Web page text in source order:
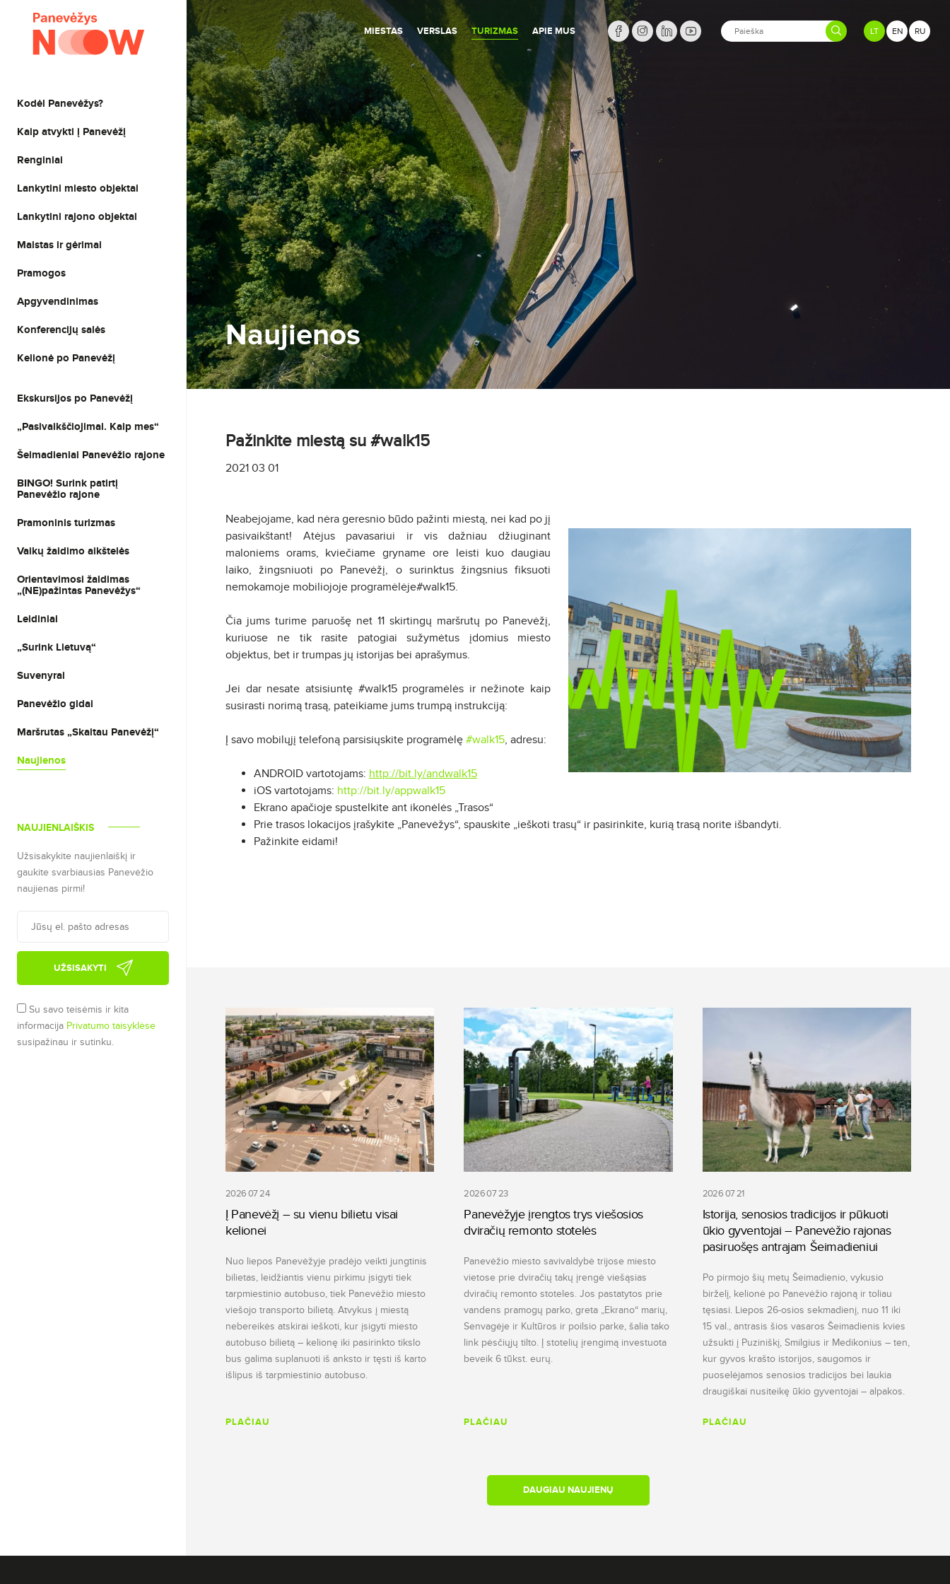
MIESTAS VERSLAS TURIZMAS APIE MUS LT EN RU
Kodėl Panevėžys?
Kaip atvykti į Panevėžį
Renginiai
Lankytini miesto objektai
Lankytini rajono objektai
Maistas ir gėrimai
Pramogos
Apgyvendinimas
Konferencijų salės
Kelionė po Panevėžį
Ekskursijos po Panevėžį
„Pasivaikščiojimai. Kaip mes“
Šeimadieniai Panevėžio rajone
BINGO! Surink patirtį
Panevėžio rajone
Pramoninis turizmas
Vaikų žaidimo aikštelės
Orientavimosi žaidimas
„(NE)pažintas Panevėžys“
Leidiniai
„Surink Lietuvą“
Suvenyrai
Panevėžio gidai
Maršrutas „Skaitau Panevėžį“
Naujienos
NAUJIENLAIŠKIS
Užsisakykite naujienlaiškį ir
gaukite svarbiausias Panevėžio
naujienas pirmi!
UŽSISAKYTI
Su savo teisėmis ir kita
informacija Privatumo taisyklėse
susipažinau ir sutinku.
Naujienos
Pažinkite miestą su #walk15
2021 03 01
Neabejojame, kad nėra geresnio būdo pažinti miestą, nei kad po jį
pasivaikštant! Atėjus pavasariui ir vis dažniau džiuginant
maloniems orams, kviečiame gryname ore leisti kuo daugiau
laiko, žingsniuoti po Panevėžį, o surinktus žingsnius fiksuoti
nemokamoje mobiliojoje programėlėje#walk15.
Čia jums turime paruošę net 11 skirtingų maršrutų po Panevėžį,
kuriuose ne tik rasite patogiai sužymėtus įdomius miesto
objektus, bet ir trumpas jų istorijas bei aprašymus.
Jei dar nesate atsisiuntę #walk15 programėlės ir nežinote kaip
susirasti norimą trasą, pateikiame jums trumpą instrukciją:
Į savo mobilųjį telefoną parsisiųskite programėlę #walk15, adresu:
ANDROID vartotojams: http://bit.ly/andwalk15
iOS vartotojams: http://bit.ly/appwalk15
Ekrano apačioje spustelkite ant ikonėlės „Trasos“
Prie trasos lokacijos įrašykite „Panevėžys“, spauskite „ieškoti trasų“ ir pasirinkite, kurią trasą norite išbandyti.
Pažinkite eidami!
2026 07 24
Į Panevėžį – su vienu bilietu visai
kelionei
Nuo liepos Panevėžyje pradėjo veikti jungtinis
bilietas, leidžiantis vienu pirkimu įsigyti tiek
tarpmiestinio autobuso, tiek Panevėžio miesto
viešojo transporto bilietą. Atvykus į miestą
nebereikės atskirai ieškoti, kur įsigyti miesto
autobuso bilietą – kelionę iki pasirinkto tikslo
bus galima suplanuoti iš anksto ir tęsti iš karto
išlipus iš tarpmiestinio autobuso.
PLAČIAU
2026 07 23
Panevėžyje įrengtos trys viešosios
dviračių remonto stotelės
Panevėžio miesto savivaldybė trijose miesto
vietose prie dviračių takų įrengė viešąsias
dviračių remonto stoteles. Jos pastatytos prie
vandens pramogų parko, greta „Ekrano“ marių,
Senvagėje ir Kultūros ir poilsio parke, šalia tako
link pėsčiųjų tilto. Į stotelių įrengimą investuota
beveik 6 tūkst. eurų.
PLAČIAU
2026 07 21
Istorija, senosios tradicijos ir pūkuoti
ūkio gyventojai – Panevėžio rajonas
pasiruošęs antrajam Šeimadieniui
Po pirmojo šių metų Šeimadienio, vykusio
birželį, kelionė po Panevėžio rajoną ir toliau
tęsiasi. Liepos 26-osios sekmadienį, nuo 11 iki
15 val., antrasis šios vasaros Šeimadienis kvies
užsukti į Puziniškį, Smilgius ir Medikonius – ten,
kur gyvos krašto istorijos, saugomos ir
puoselėjamos senosios tradicijos bei laukia
draugiškai nusiteikę ūkio gyventojai – alpakos.
PLAČIAU
DAUGIAU NAUJIENŲ